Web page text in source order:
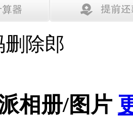
除郎
相册/图片